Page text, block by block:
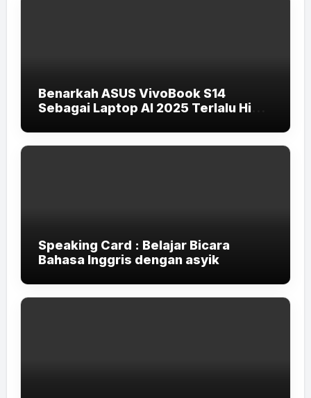
Benarkah ASUS VivoBook S14
Sebagai Laptop AI 2025 Terlalu High-
Speaking Card : Belajar Bicara
Bahasa Inggris dengan asyik